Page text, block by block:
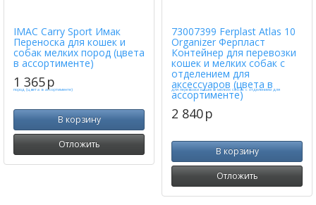
IMAC Carry Sport Имак
Переноска для кошек и
собак мелких пород (цвета
в ассортименте)
1 365p
В корзину
Отложить
73007399 Ferplast Atlas 10
Organizer Ферпласт
Контейнер для перевозки
кошек и мелких собак с
отделением для
аксессуаров (цвета в
ассортименте)
2 840p
В корзину
Отложить